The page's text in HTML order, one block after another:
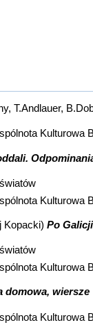
T.Andlauer,
Kulturowa
Kulturowa
Kopacki) Po
Kulturowa
domowa, wiersze
Kulturowa